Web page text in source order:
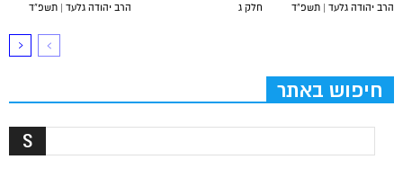
הרב יהודה גלעד | תשפ”ד
חלק ג
הרב יהודה גלעד | תשפ”ד
חיפוש באתר